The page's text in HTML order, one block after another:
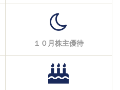
１０月株主優待